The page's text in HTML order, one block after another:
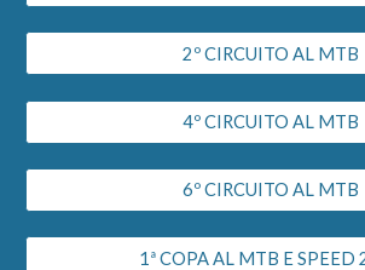
2º CIRCUITO AL MTB
4º CIRCUITO AL MTB
6º CIRCUITO AL MTB
1ª COPA AL MTB E SPEED